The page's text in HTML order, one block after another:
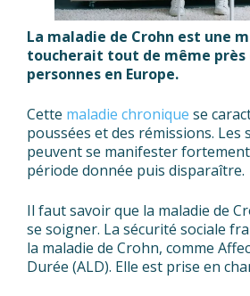
La maladie de Crohn est une
toucherait tout de même près
personnes en Europe.
Cette maladie chronique se
poussées et des rémissions. Les
peuvent se manifester
période donnée puis disparaître.
Il faut savoir que la maladie de
se soigner. La sécurité sociale
la maladie de Crohn, comme
Durée (ALD). Elle est prise en